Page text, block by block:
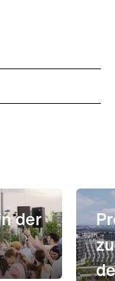
der